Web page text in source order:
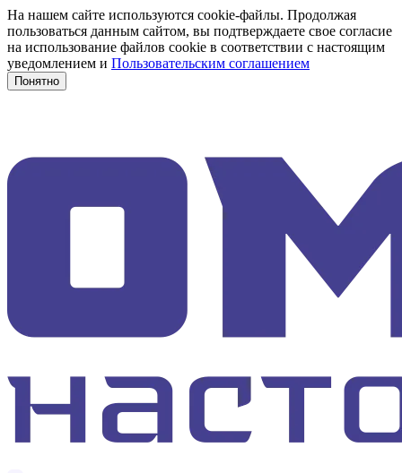
На нашем сайте используются cookie-файлы. Продолжая
пользоваться данным сайтом, вы подтверждаете свое согласие
на использование файлов cookie в соответствии с настоящим
уведомлением и Пользовательским соглашением
Понятно